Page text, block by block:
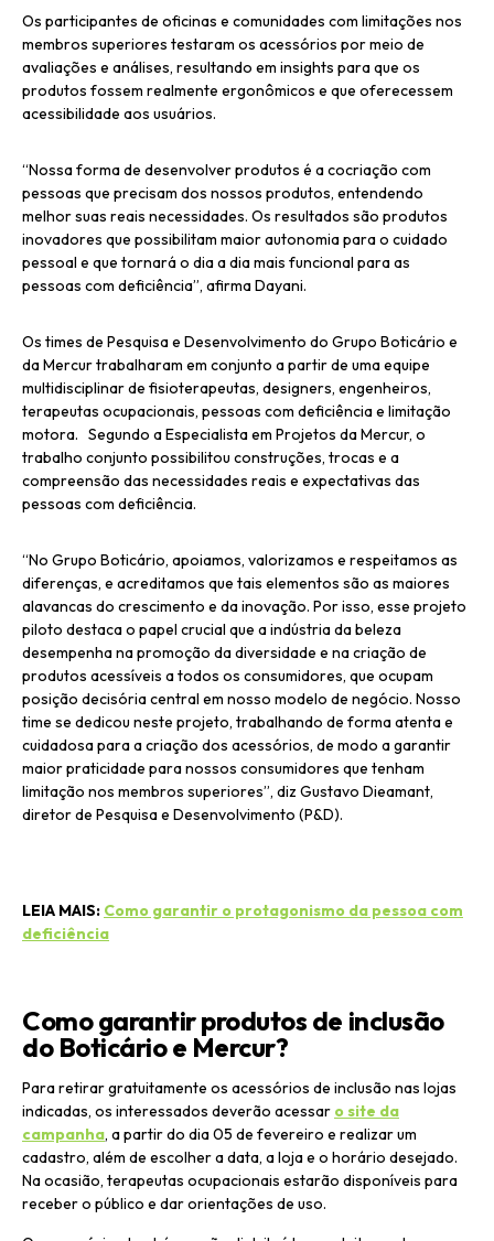
Os participantes de oficinas e comunidades com limitações nos
membros superiores testaram os acessórios por meio de
avaliações e análises, resultando em insights para que os
produtos fossem realmente ergonômicos e que oferecessem
acessibilidade aos usuários.
“Nossa forma de desenvolver produtos é a cocriação com
pessoas que precisam dos nossos produtos, entendendo
melhor suas reais necessidades. Os resultados são produtos
inovadores que possibilitam maior autonomia para o cuidado
pessoal e que tornará o dia a dia mais funcional para as
pessoas com deficiência”, afirma Dayani.
Os times de Pesquisa e Desenvolvimento do Grupo Boticário e
da Mercur trabalharam em conjunto a partir de uma equipe
multidisciplinar de fisioterapeutas, designers, engenheiros,
terapeutas ocupacionais, pessoas com deficiência e limitação
motora. Segundo a Especialista em Projetos da Mercur, o
trabalho conjunto possibilitou construções, trocas e a
compreensão das necessidades reais e expectativas das
pessoas com deficiência.
“No Grupo Boticário, apoiamos, valorizamos e respeitamos as
diferenças, e acreditamos que tais elementos são as maiores
alavancas do crescimento e da inovação. Por isso, esse projeto
piloto destaca o papel crucial que a indústria da beleza
desempenha na promoção da diversidade e na criação de
produtos acessíveis a todos os consumidores, que ocupam
posição decisória central em nosso modelo de negócio. Nosso
time se dedicou neste projeto, trabalhando de forma atenta e
cuidadosa para a criação dos acessórios, de modo a garantir
maior praticidade para nossos consumidores que tenham
limitação nos membros superiores”, diz Gustavo Dieamant,
diretor de Pesquisa e Desenvolvimento (P&D).
LEIA MAIS: Como garantir o protagonismo da pessoa com
deficiência
Como garantir produtos de inclusão
do Boticário e Mercur?
Para retirar gratuitamente os acessórios de inclusão nas lojas
indicadas, os interessados deverão acessar o site da
campanha, a partir do dia 05 de fevereiro e realizar um
cadastro, além de escolher a data, a loja e o horário desejado.
Na ocasião, terapeutas ocupacionais estarão disponíveis para
receber o público e dar orientações de uso.